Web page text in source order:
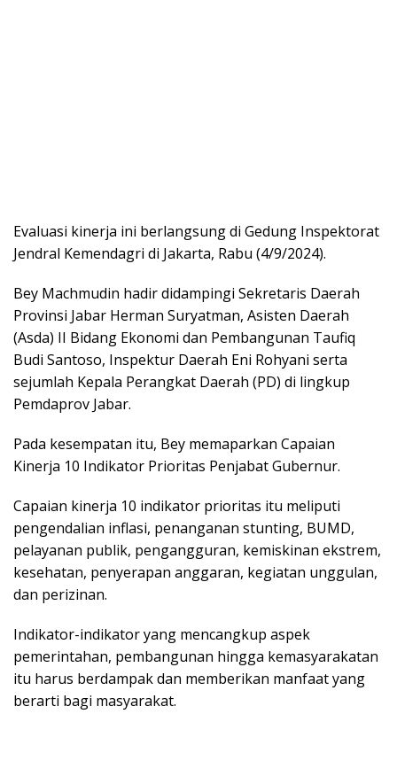
Evaluasi kinerja ini berlangsung di Gedung Inspektorat
Jendral Kemendagri di Jakarta, Rabu (4/9/2024).
Bey Machmudin hadir didampingi Sekretaris Daerah
Provinsi Jabar Herman Suryatman, Asisten Daerah
(Asda) II Bidang Ekonomi dan Pembangunan Taufiq
Budi Santoso, Inspektur Daerah Eni Rohyani serta
sejumlah Kepala Perangkat Daerah (PD) di lingkup
Pemdaprov Jabar.
Pada kesempatan itu, Bey memaparkan Capaian
Kinerja 10 Indikator Prioritas Penjabat Gubernur.
Capaian kinerja 10 indikator prioritas itu meliputi
pengendalian inflasi, penanganan stunting, BUMD,
pelayanan publik, pengangguran, kemiskinan ekstrem,
kesehatan, penyerapan anggaran, kegiatan unggulan,
dan perizinan.
Indikator-indikator yang mencangkup aspek
pemerintahan, pembangunan hingga kemasyarakatan
itu harus berdampak dan memberikan manfaat yang
berarti bagi masyarakat.